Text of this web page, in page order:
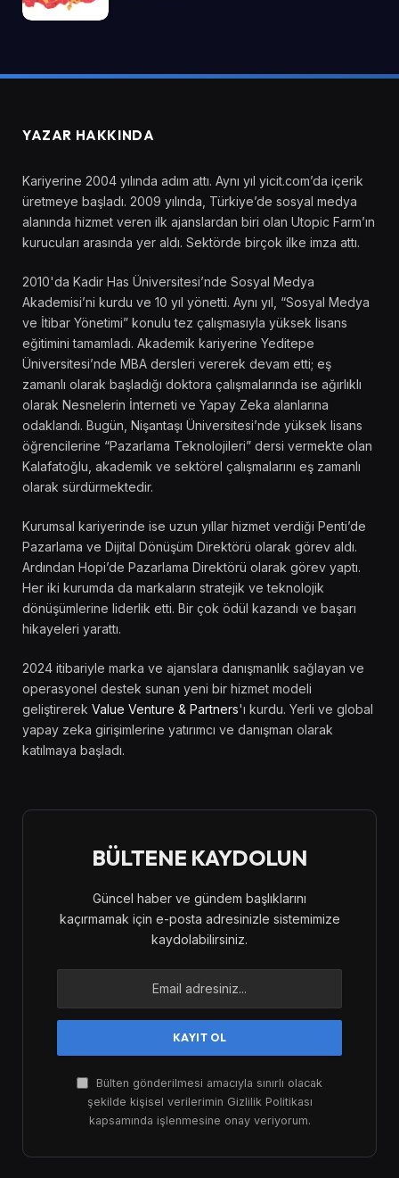
YAZAR HAKKINDA
Kariyerine 2004 yılında adım attı. Aynı yıl yicit.com’da içerik
üretmeye başladı. 2009 yılında, Türkiye’de sosyal medya
alanında hizmet veren ilk ajanslardan biri olan Utopic Farm’ın
kurucuları arasında yer aldı. Sektörde birçok ilke imza attı.
2010'da Kadir Has Üniversitesi’nde Sosyal Medya
Akademisi’ni kurdu ve 10 yıl yönetti. Aynı yıl, “Sosyal Medya
ve İtibar Yönetimi” konulu tez çalışmasıyla yüksek lisans
eğitimini tamamladı. Akademik kariyerine Yeditepe
Üniversitesi’nde MBA dersleri vererek devam etti; eş
zamanlı olarak başladığı doktora çalışmalarında ise ağırlıklı
olarak Nesnelerin İnterneti ve Yapay Zeka alanlarına
odaklandı. Bugün, Nişantaşı Üniversitesi’nde yüksek lisans
öğrencilerine “Pazarlama Teknolojileri” dersi vermekte olan
Kalafatoğlu, akademik ve sektörel çalışmalarını eş zamanlı
olarak sürdürmektedir.
Kurumsal kariyerinde ise uzun yıllar hizmet verdiği Penti’de
Pazarlama ve Dijital Dönüşüm Direktörü olarak görev aldı.
Ardından Hopi’de Pazarlama Direktörü olarak görev yaptı.
Her iki kurumda da markaların stratejik ve teknolojik
dönüşümlerine liderlik etti. Bir çok ödül kazandı ve başarı
hikayeleri yarattı.
2024 itibariyle marka ve ajanslara danışmanlık sağlayan ve
operasyonel destek sunan yeni bir hizmet modeli
geliştirerek Value Venture & Partners'ı kurdu. Yerli ve global
yapay zeka girişimlerine yatırımcı ve danışman olarak
katılmaya başladı.
BÜLTENE KAYDOLUN
Güncel haber ve gündem başlıklarını
kaçırmamak için e-posta adresinizle sistemimize
kaydolabilirsiniz.
Bülten gönderilmesi amacıyla sınırlı olacak
şekilde kişisel verilerimin Gizlilik Politikası
kapsamında işlenmesine onay veriyorum.